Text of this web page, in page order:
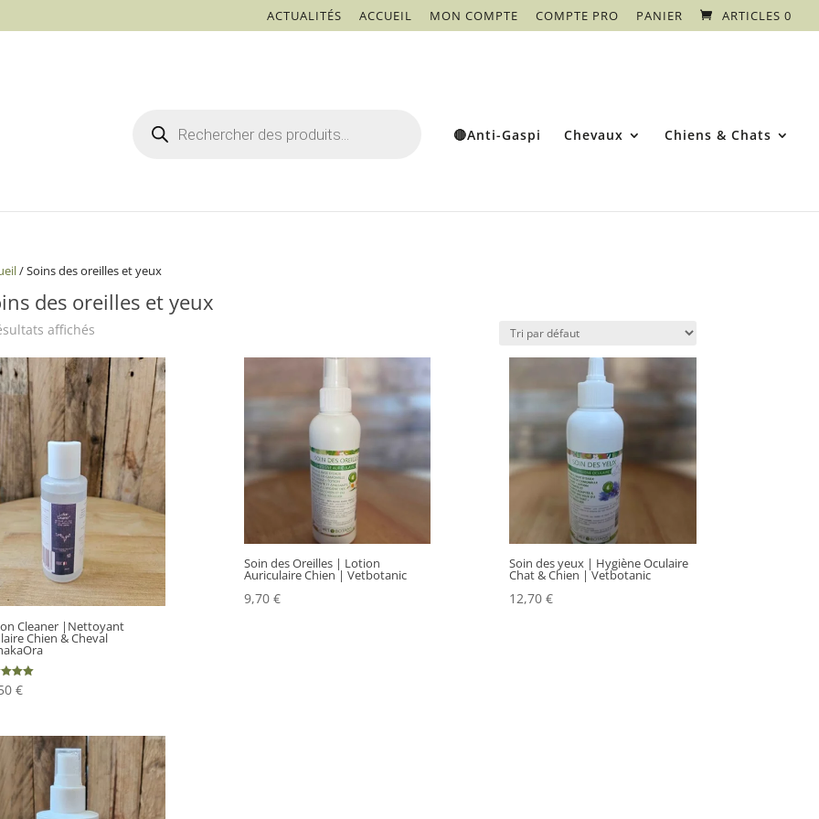
ACTUALITÉS ACCUEIL MON COMPTE COMPTE PRO PANIER ARTICLES 0
produits 🔴Anti-Gaspi Chevaux Chiens & Chats
/ Soins des oreilles et yeux
des oreilles et yeux
affichés
Cleaner |Nettoyant
Chien & Cheval
€
Soin des Oreilles | Lotion
Auriculaire Chien | Vetbotanic
9,70 €
Soin des yeux | Hygiène Oculaire
Chat & Chien | Vetbotanic
12,70€